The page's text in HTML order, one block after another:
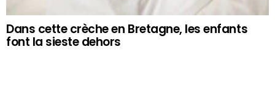
Dans cette crèche en Bretagne, les enfants
font la sieste dehors